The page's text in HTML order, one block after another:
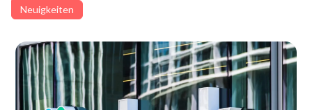
Neuigkeiten